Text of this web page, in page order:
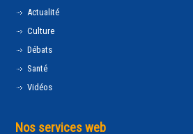
Actualité
Culture
Débats
Santé
Vidéos
Nos services web